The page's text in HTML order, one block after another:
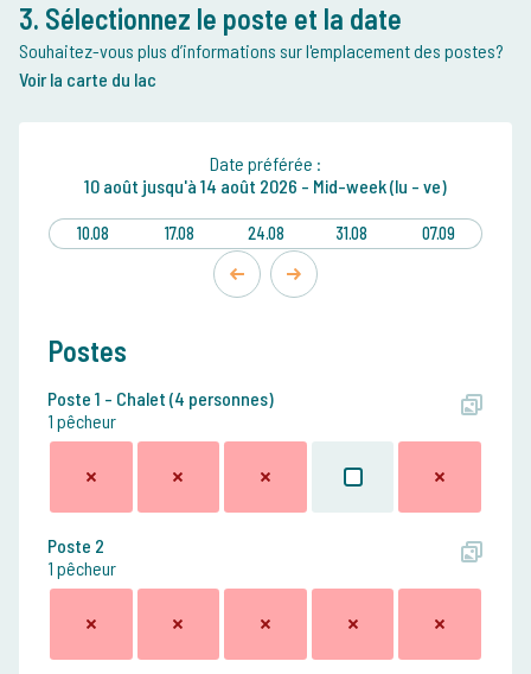
3. Sélectionnez le poste et la date
Souhaitez-vous plus d’informations sur l'emplacement des postes?
Voir la carte du lac
Date préférée :
10 août jusqu'à 14 août 2026 - Mid-week (lu - ve)
10.08 17.08 24.08 31.08 07.09
Postes
Poste 1 - Chalet (4 personnes)
1 pêcheur
Poste 2
1 pêcheur